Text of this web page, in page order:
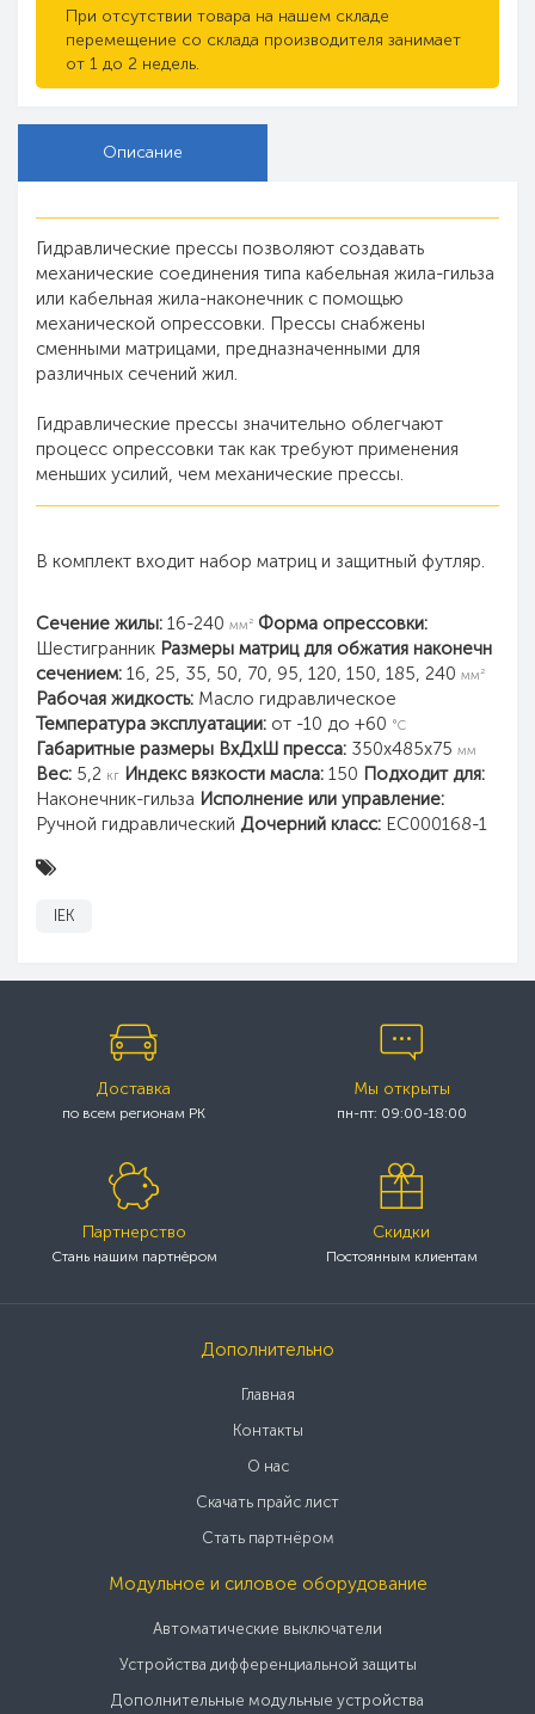
При отсутствии товара на нашем складе
перемещение со склада производителя занимает
от 1 до 2 недель.
Описание
Гидравлические прессы позволяют создавать
механические соединения типа кабельная жила-гильза
или кабельная жила-наконечник с помощью
механической опрессовки. Прессы снабжены
сменными матрицами, предназначенными для
различных сечений жил.
Гидравлические прессы значительно облегчают
процесс опрессовки так как требуют применения
меньших усилий, чем механические прессы.
В комплект входит набор матриц и защитный футляр.
Сечение жилы: 16-240 мм² Форма опрессовки:
Шестигранник Размеры матриц для обжатия наконечн
сечением: 16, 25, 35, 50, 70, 95, 120, 150, 185, 240 мм²
Рабочая жидкость: Масло гидравлическое
Температура эксплуатации: от -10 до +60 °C
Габаритные размеры ВхДхШ пресса: 350х485х75 мм
Вес: 5,2 кг Индекс вязкости масла: 150 Подходит для:
Наконечник-гильза Исполнение или управление:
Ручной гидравлический Дочерний класс: EC000168-1
IEK
Доставка
по всем регионам РК
Мы открыты
пн-пт: 09:00-18:00
Партнерство
Стань нашим партнёром
Скидки
Постоянным клиентам
Дополнительно
Главная
Контакты
О нас
Скачать прайс лист
Стать партнёром
Модульное и силовое оборудование
Автоматические выключатели
Устройства дифференциальной защиты
Дополнительные модульные устройства